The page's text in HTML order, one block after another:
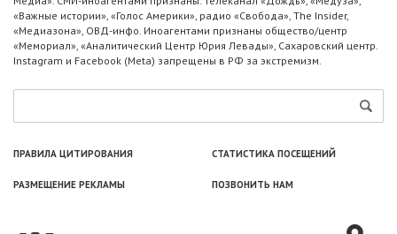
«Важные истории», «Голос Америки», радио «Свобода», The Insider,
«Медиазона», ОВД-инфо. Иноагентами признаны общество/центр
«Мемориал», «Аналитический Центр Юрия Левады», Сахаровский центр.
Instagram и Facebook (Metа) запрещены в РФ за экстремизм.
ПРАВИЛА ЦИТИРОВАНИЯ СТАТИСТИКА ПОСЕЩЕНИЙ
РАЗМЕЩЕНИЕ РЕКЛАМЫ ПОЗВОНИТЬ НАМ